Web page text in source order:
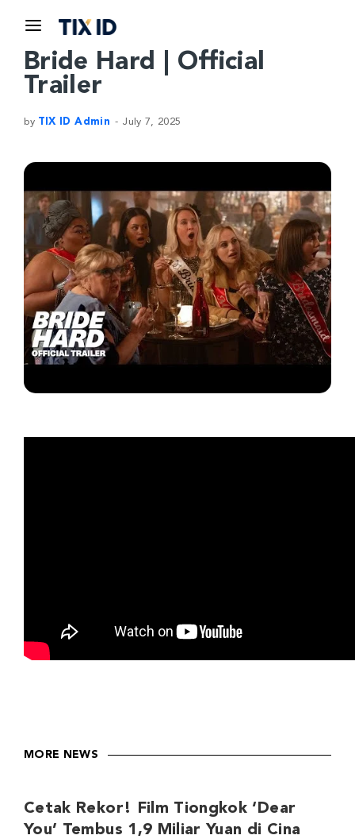
Bride Hard | Official
Trailer
by TIX ID Admin July 7, 2025
MORE NEWS
Cetak Rekor! Film Tiongkok ‘Dear
You’ Tembus 1,9 Miliar Yuan di Cina